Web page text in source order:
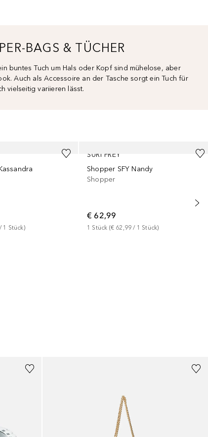
BAGS & TÜCHER
buntes Tuch um Hals oder Kopf sind mühelose, aber
Auch als Accessoire an der Tasche sorgt ein Tuch für
vielseitig variieren lässt.
/ 1 Stück)
SURI FREY
Shopper SFY Nandy
Shopper
€ 62,99
1 Stück (€ 62,99 / 1 Stück)